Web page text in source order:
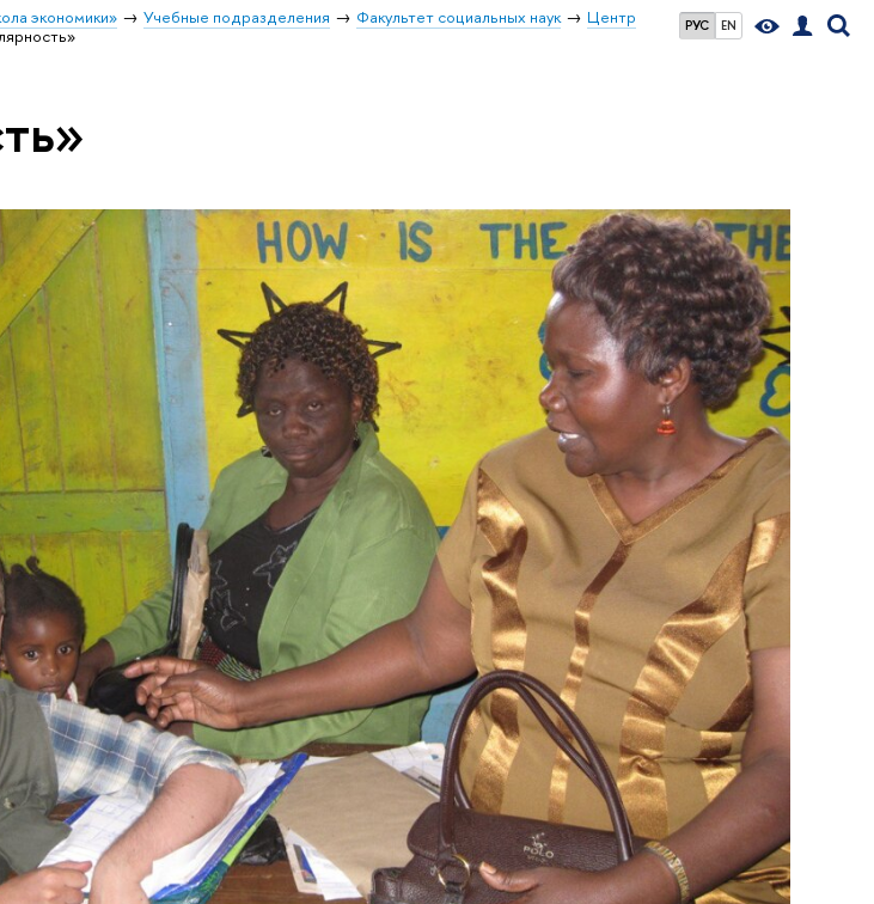
РУС EN
экономики» Учебные подразделения Факультет социальных наук
Центр